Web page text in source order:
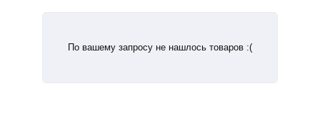
По вашему запросу не нашлось товаров :(